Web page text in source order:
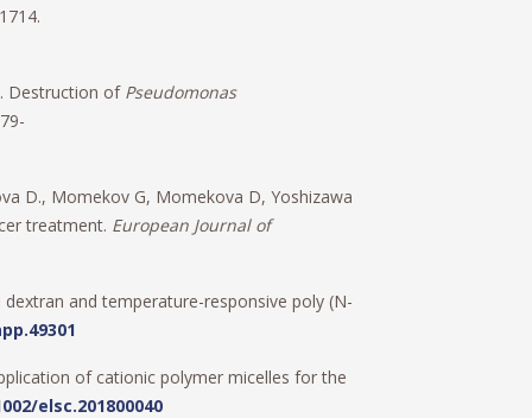
Destruction of Pseudomonas
D., Momekov G, Momekova D, Yoshizawa
treatment. European Journal of
and temperature-responsive poly (N-
of cationic polymer micelles for the
elsc.201800040